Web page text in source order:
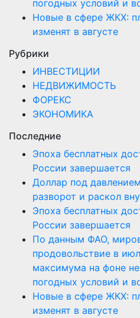
погодных условий и
Новые в сфере ЖКХ:
изменят в августе
Рубрики
ИНВЕСТИЦИИ
НЕДВИЖИМОСТЬ
ФОРЕКС
ЭКОНОМИКА
Последние
Эпоха бесплатных
России завершается
Доллар под
разворот и раскол
Эпоха бесплатных
России завершается
По данным ФАО,
продовольствие в
максимума на фоне
погодных условий и
Новые в сфере ЖКХ:
изменят в августе